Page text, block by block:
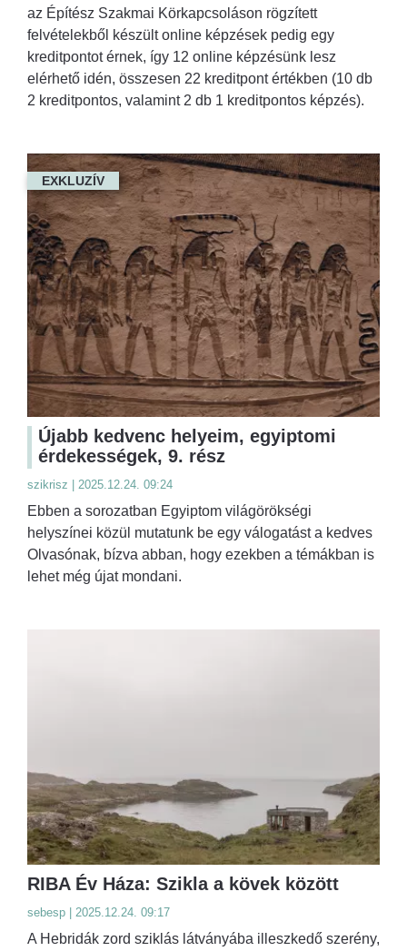
az Építész Szakmai Körkapcsoláson rögzített
felvételekből készült online képzések pedig egy
kreditpontot érnek, így 12 online képzésünk lesz
elérhető idén, összesen 22 kreditpont értékben (10 db
2 kreditpontos, valamint 2 db 1 kreditpontos képzés).
EXKLUZÍV
Újabb kedvenc helyeim, egyiptomi
érdekességek, 9. rész
szikrisz | 2025.12.24. 09:24
Ebben a sorozatban Egyiptom világörökségi
helyszínei közül mutatunk be egy válogatást a kedves
Olvasónak, bízva abban, hogy ezekben a témákban is
lehet még újat mondani.
RIBA Év Háza: Szikla a kövek között
sebesp | 2025.12.24. 09:17
A Hebridák zord sziklás látványába illeszkedő szerény,